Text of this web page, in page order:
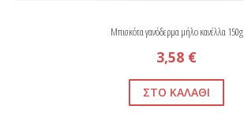
Μπισκότα γανόδερμα μήλο κανέλλα 150g
3,58 €